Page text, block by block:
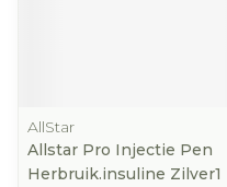
AllStar
Allstar Pro Injectie Pen
Herbruik.insuline Zilver1